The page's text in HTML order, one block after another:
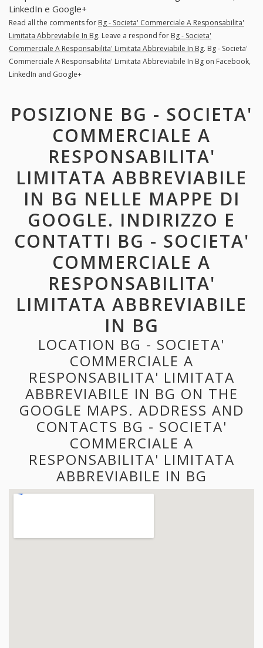
LinkedIn e Google+
Read all the comments for Bg - Societa' Commerciale A Responsabilita'
Limitata Abbreviabile In Bg. Leave a respond for Bg - Societa'
Commerciale A Responsabilita' Limitata Abbreviabile In Bg. Bg - Societa'
Commerciale A Responsabilita' Limitata Abbreviabile In Bg on Facebook,
LinkedIn and Google+
POSIZIONE BG - SOCIETA'
COMMERCIALE A
RESPONSABILITA'
LIMITATA ABBREVIABILE
IN BG NELLE MAPPE DI
GOOGLE. INDIRIZZO E
CONTATTI BG - SOCIETA'
COMMERCIALE A
RESPONSABILITA'
LIMITATA ABBREVIABILE
IN BG
LOCATION BG - SOCIETA'
COMMERCIALE A
RESPONSABILITA' LIMITATA
ABBREVIABILE IN BG ON THE
GOOGLE MAPS. ADDRESS AND
CONTACTS BG - SOCIETA'
COMMERCIALE A
RESPONSABILITA' LIMITATA
ABBREVIABILE IN BG